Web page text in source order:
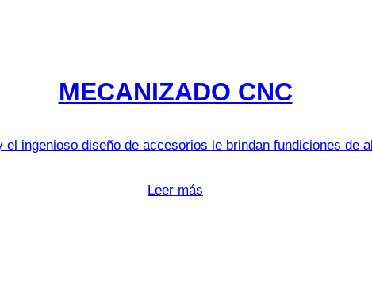
MECANIZADO CNC
el ingenioso diseño de accesorios le brindan fundiciones de
Leer más